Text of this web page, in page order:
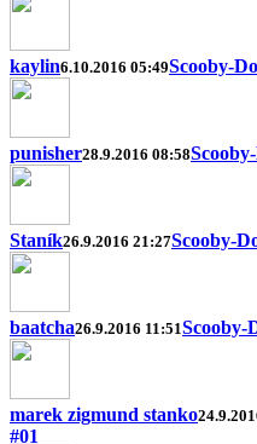
kaylin6.10.2016 05:49Scooby-
punisher28.9.2016 08:58
Staník26.9.2016 21:27Scooby-
baatcha26.9.2016 11:51Scooby-
marek zigmund stanko
#01